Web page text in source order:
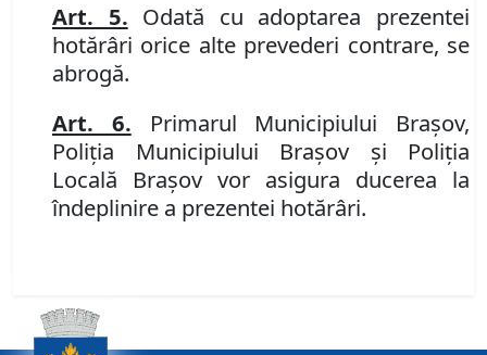
Art. 5. Odată cu adoptarea prezentei
hotărâri orice alte prevederi contrare, se
abrogă.
Art. 6. Primarul Municipiului Braşov,
Poliţia Municipiului Braşov şi Poliţia
Locală Braşov vor asigura ducerea la
îndeplinire a prezentei hotărâri.